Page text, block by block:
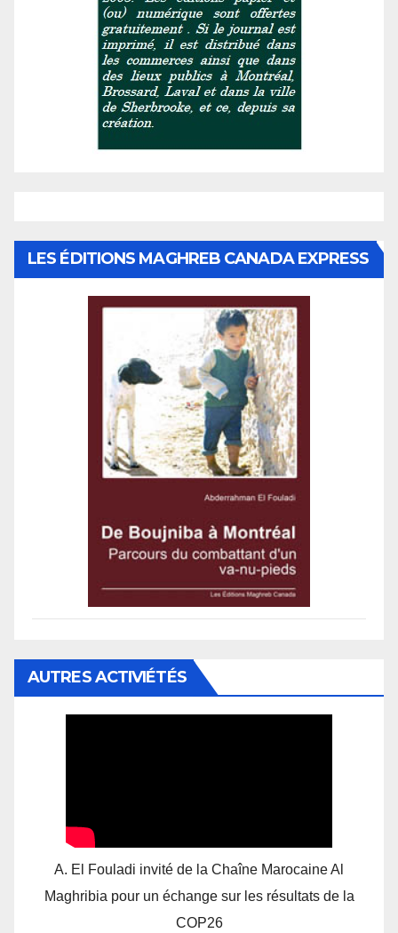
LES ÉDITIONS MAGHREB CANADA EXPRESS
AUTRES ACTIVIÉTÉS
A. El Fouladi invité de la Chaîne Marocaine Al
Maghribia pour un échange sur les résultats de la
COP26